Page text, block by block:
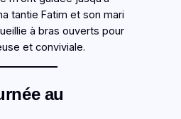
tantie Fatim et son mari
à bras ouverts pour
et conviviale.
au